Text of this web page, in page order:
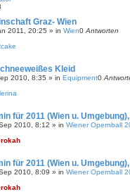
Graz- Wien
2011, 20:25 » in Wien0 Antworten
Kleid
2010, 8:35 » in Equipment0
für 2011 (Wien u.
2010, 8:12 » in Wiener Opernball
für 2011 (Wien u.
2010, 8:09 » in Wiener Opernball